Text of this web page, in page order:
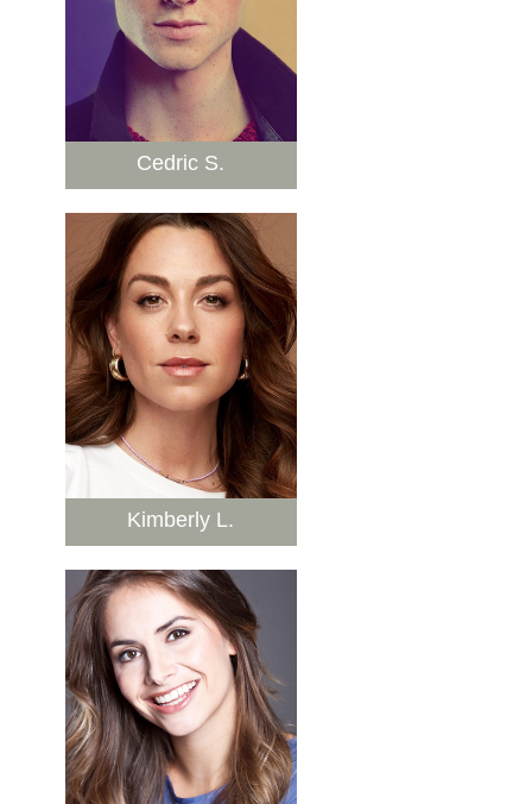
Cedric S.
Kimberly L.